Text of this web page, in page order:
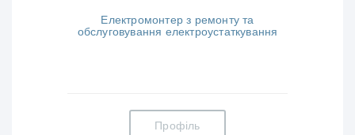
Електромонтер з ремонту та
обслуговування електроустаткування
Профіль